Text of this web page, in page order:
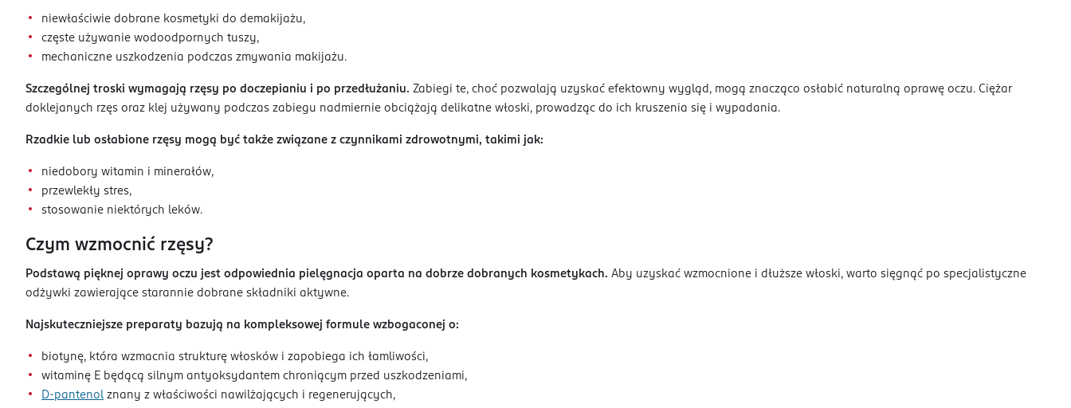
niewłaściwie dobrane kosmetyki do demakijażu,
częste używanie wodoodpornych tuszy,
mechaniczne uszkodzenia podczas zmywania makijażu.
Szczególnej troski wymagają rzęsy po doczepianiu i po przedłużaniu. Zabiegi te, choć pozwalają uzyskać efektowny wygląd, mogą znacząco osłabić naturalną oprawę oczu. Ciężar
doklejanych rzęs oraz klej używany podczas zabiegu nadmiernie obciążają delikatne włoski, prowadząc do ich kruszenia się i wypadania.
Rzadkie lub osłabione rzęsy mogą być także związane z czynnikami zdrowotnymi, takimi jak:
niedobory witamin i minerałów,
przewlekły stres,
stosowanie niektórych leków.
Czym wzmocnić rzęsy?
Podstawą pięknej oprawy oczu jest odpowiednia pielęgnacja oparta na dobrze dobranych kosmetykach. Aby uzyskać wzmocnione i dłuższe włoski, warto sięgnąć po specjalistyczne
odżywki zawierające starannie dobrane składniki aktywne.
Najskuteczniejsze preparaty bazują na kompleksowej formule wzbogaconej o:
biotynę, która wzmacnia strukturę włosków i zapobiega ich łamliwości,
witaminę E będącą silnym antyoksydantem chroniącym przed uszkodzeniami,
D-pantenolznany z właściwości nawilżających i regenerujących,